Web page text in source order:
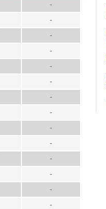
-
-
-
-
-
-
-
-
-
-
-
-
-
-